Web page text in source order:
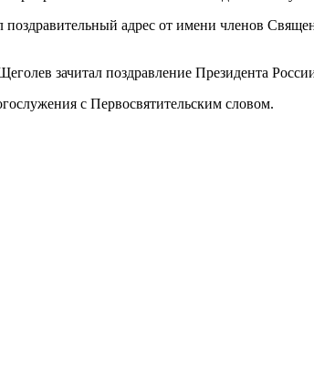
адрес от имени членов
зачитал поздравление Президента
с Первосвятительским словом.